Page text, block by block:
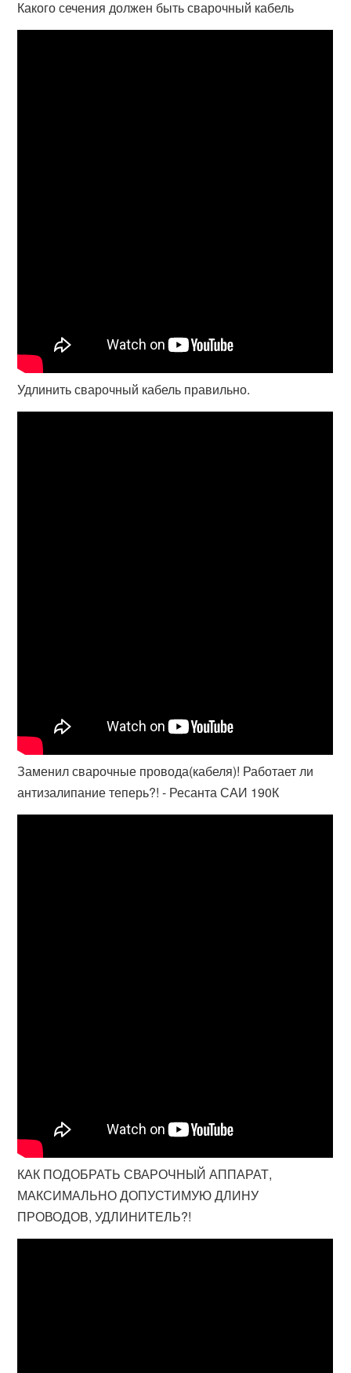
Какого сечения должен быть сварочный кабель
Удлинить сварочный кабель правильно.
Заменил сварочные провода(кабеля)! Работает ли
антизалипание теперь?! - Ресанта САИ 190К
КАК ПОДОБРАТЬ СВАРОЧНЫЙ АППАРАТ,
МАКСИМАЛЬНО ДОПУСТИМУЮ ДЛИНУ
ПРОВОДОВ, УДЛИНИТЕЛЬ?!